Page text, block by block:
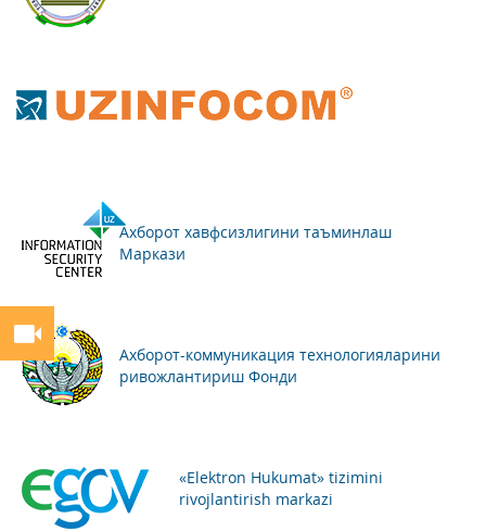
Ахборот хавфсизлигини таъминлаш
Маркази
Ахборот-коммуникация технологияларини
ривожлантириш Фонди
«Elektron Hukumat» tizimini
rivojlantirish markazi